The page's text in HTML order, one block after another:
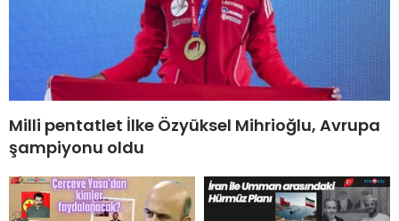
Milli pentatlet İlke Özyüksel Mihrioğlu, Avrupa
şampiyonu oldu